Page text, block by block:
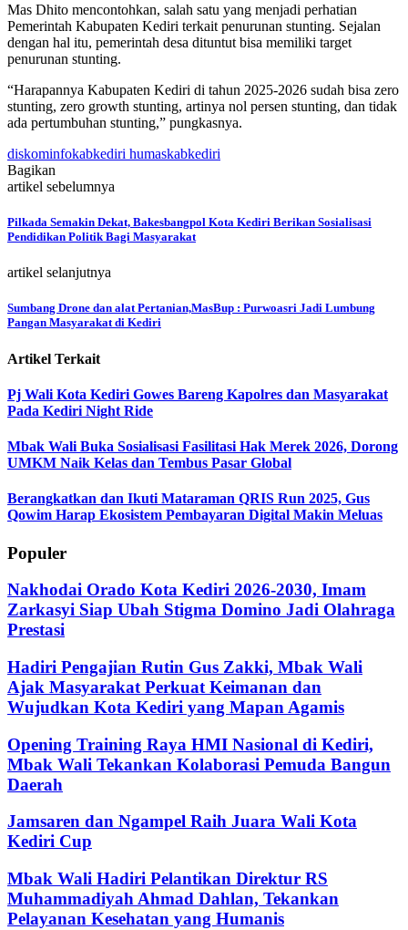
Mas Dhito mencontohkan, salah satu yang menjadi perhatian
Pemerintah Kabupaten Kediri terkait penurunan stunting. Sejalan
dengan hal itu, pemerintah desa dituntut bisa memiliki target
penurunan stunting.
“Harapannya Kabupaten Kediri di tahun 2025-2026 sudah bisa zero
stunting, zero growth stunting, artinya nol persen stunting, dan tidak
ada pertumbuhan stunting,” pungkasnya.
diskominfokabkediri humaskabkediri
Bagikan
artikel sebelumnya
Pilkada Semakin Dekat, Bakesbangpol Kota Kediri Berikan Sosialisasi
Pendidikan Politik Bagi Masyarakat
artikel selanjutnya
Sumbang Drone dan alat Pertanian,MasBup : Purwoasri Jadi Lumbung
Pangan Masyarakat di Kediri
Artikel Terkait
Pj Wali Kota Kediri Gowes Bareng Kapolres dan Masyarakat
Pada Kediri Night Ride
Mbak Wali Buka Sosialisasi Fasilitasi Hak Merek 2026, Dorong
UMKM Naik Kelas dan Tembus Pasar Global
Berangkatkan dan Ikuti Mataraman QRIS Run 2025, Gus
Qowim Harap Ekosistem Pembayaran Digital Makin Meluas
Populer
Nakhodai Orado Kota Kediri 2026-2030, Imam
Zarkasyi Siap Ubah Stigma Domino Jadi Olahraga
Prestasi
Hadiri Pengajian Rutin Gus Zakki, Mbak Wali
Ajak Masyarakat Perkuat Keimanan dan
Wujudkan Kota Kediri yang Mapan Agamis
Opening Training Raya HMI Nasional di Kediri,
Mbak Wali Tekankan Kolaborasi Pemuda Bangun
Daerah
Jamsaren dan Ngampel Raih Juara Wali Kota
Kediri Cup
Mbak Wali Hadiri Pelantikan Direktur RS
Muhammadiyah Ahmad Dahlan, Tekankan
Pelayanan Kesehatan yang Humanis